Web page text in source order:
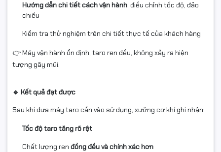
Hướng dẫn chi tiết cách vận hành, điều chỉnh tốc độ, đảo
chiều
Kiểm tra thử nghiệm trên chi tiết thực tế của khách hàng
👉 Máy vận hành ổn định, taro ren đều, không xảy ra hiện
tượng gãy mũi.
🔹 Kết quả đạt được
Sau khi đưa máy taro cần vào sử dụng, xưởng cơ khí ghi nhận:
Tốc độ taro tăng rõ rệt
Chất lượng ren đồng đều và chính xác hơn